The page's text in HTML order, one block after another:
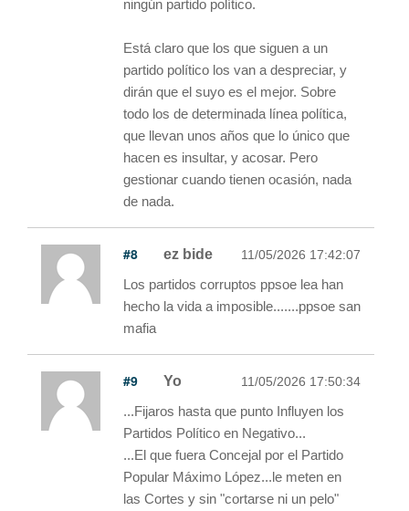
ningún partido político.
Está claro que los que siguen a un
partido político los van a despreciar, y
dirán que el suyo es el mejor. Sobre
todo los de determinada línea política,
que llevan unos años que lo único que
hacen es insultar, y acosar. Pero
gestionar cuando tienen ocasión, nada
de nada.
#8 ez bide 11/05/2026 17:42:07
Los partidos corruptos ppsoe lea han
hecho la vida a imposible.......ppsoe san
mafia
#9 Yo 11/05/2026 17:50:34
...Fijaros hasta que punto Influyen los
Partidos Político en Negativo...
...El que fuera Concejal por el Partido
Popular Máximo López...le meten en
las Cortes y sin "cortarse ni un pelo"